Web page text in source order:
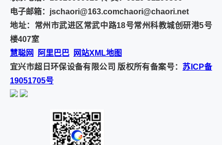
电子邮箱：jschaori@163.comchaori@chaori.net
地址：常州市武进区常武中路18号常州科教城创研港5号
楼407室
慧聪网
阿里巴巴
网站XML地图
宜兴市超日环保设备有限公司 版权所有备案号： 苏ICP备
19051705号